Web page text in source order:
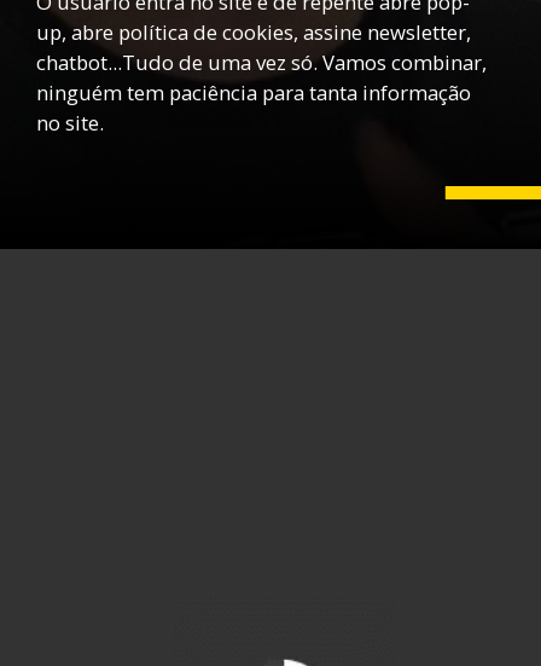
up, abre política de cookies, assine newsletter,
chatbot...Tudo de uma vez só. Vamos combinar,
ninguém tem paciência para tanta informação
no site.